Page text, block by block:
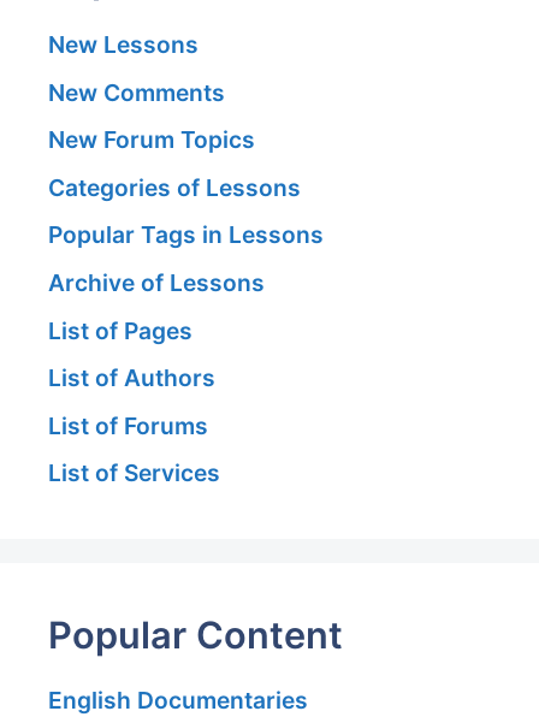
New Lessons
New Comments
New Forum Topics
Categories of Lessons
Popular Tags in Lessons
Archive of Lessons
List of Pages
List of Authors
List of Forums
List of Services
Popular Content
English Documentaries